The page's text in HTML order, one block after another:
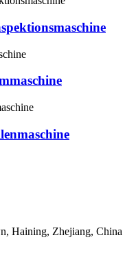
Haining, Zhejiang, China